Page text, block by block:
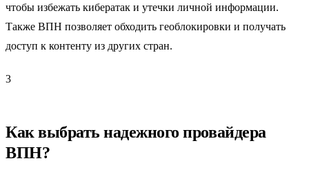
чтобы избежать кибератак и утечки личной информации.
Также ВПН позволяет обходить геоблокировки и получать
доступ к контенту из других стран.
3
Как выбрать надежного провайдера
ВПН?